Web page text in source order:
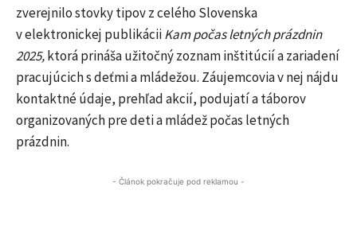
zverejnilo stovky tipov z celého Slovenska
v elektronickej publikáciiKam počas letných prázdnin
2025,ktorá prináša užitočný zoznam inštitúcií a zariadení
pracujúcich s deťmi a mládežou. Záujemcovia v nej nájdu
kontaktné údaje, prehľad akcií, podujatí a táborov
organizovaných pre deti a mládež počas letných
prázdnin.
- Článok pokračuje pod reklamou -